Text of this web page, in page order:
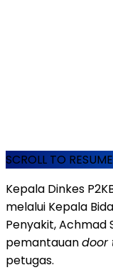
SCROLL TO
Kepala Dinkes
melalui Kepala
Penyakit, Achmad
pemantauandoor
petugas.